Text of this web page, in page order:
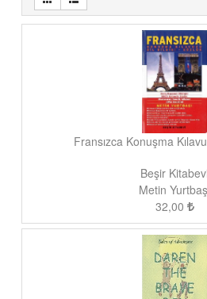
Fransızca Konuşma
Beşir
Metin
32,00